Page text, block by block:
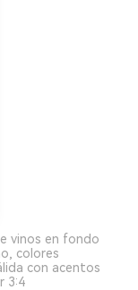
vinos en fondo
colores
con acentos
3:4